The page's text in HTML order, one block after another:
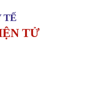
TẾ
TỬ